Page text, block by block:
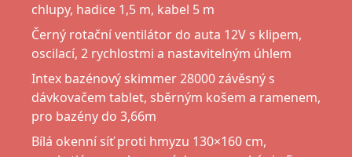
chlupy, hadice 1,5 m, kabel 5 m
Černý rotační ventilátor do auta 12V s klipem,
oscilací, 2 rychlostmi a nastavitelným úhlem
Intex bazénový skimmer 28000 závěsný s
dávkovačem tablet, sběrným košem a ramenem,
pro bazény do 3,66m
Bílá okenní síť proti hmyzu 130×160 cm,